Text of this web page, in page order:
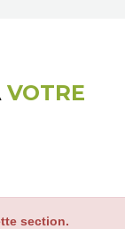
VOTRE
section.